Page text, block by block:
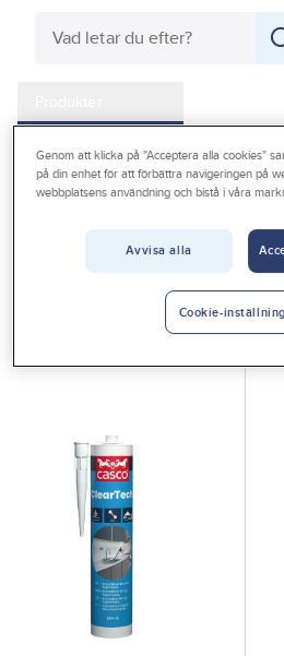
Outlet
Gelia Produkter
Gelia
Lim, fog, spackel, tätning
Fog och
Genom att klicka på "Acceptera alla cookies"
på din enhet för att förbättra navigeringen på
webbplatsens användning och bistå i våra
Avvisa alla
Cookie-